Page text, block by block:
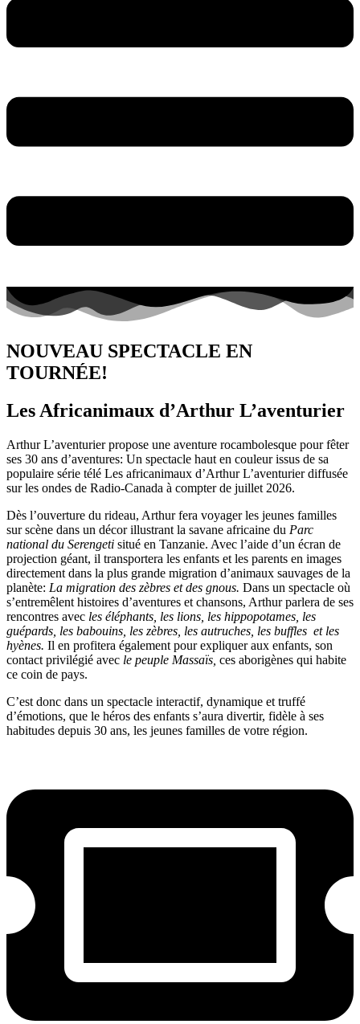
NOUVEAU SPECTACLE EN
TOURNÉE!
Les Africanimaux d’Arthur L’aventurier
Arthur L’aventurier propose une aventure rocambolesque pour fêter
ses 30 ans d’aventures: Un spectacle haut en couleur issus de sa
populaire série télé Les africanimaux d’Arthur L’aventurier diffusée
sur les ondes de Radio-Canada à compter de juillet 2026.
Dès l’ouverture du rideau, Arthur fera voyager les jeunes familles
sur scène dans un décor illustrant la savane africaine du Parc
national du Serengeti situé en Tanzanie. Avec l’aide d’un écran de
projection géant, il transportera les enfants et les parents en images
directement dans la plus grande migration d’animaux sauvages de la
planète: La migration des zèbres et des gnous. Dans un spectacle où
s’entremêlent histoires d’aventures et chansons, Arthur parlera de ses
rencontres avec les éléphants, les lions, les hippopotames, les
guépards, les babouins, les zèbres, les autruches, les buffles et les
hyènes. Il en profitera également pour expliquer aux enfants, son
contact privilégié avec le peuple Massaïs, ces aborigènes qui habite
ce coin de pays.
C’est donc dans un spectacle interactif, dynamique et truffé
d’émotions, que le héros des enfants s’aura divertir, fidèle à ses
habitudes depuis 30 ans, les jeunes familles de votre région.